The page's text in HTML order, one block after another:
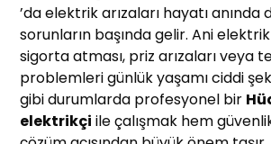
’da elektrik arızaları hayatı anında
sorunların başında gelir. Ani
sigorta atması, priz arızaları veya
problemleri günlük yaşamı ciddi
gibi durumlarda profesyonel bir
elektrikçi ile çalışmak hem